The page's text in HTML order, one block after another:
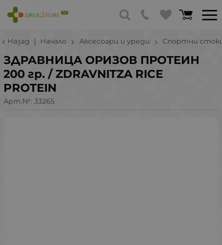
Назад Начало Аксесоари и уреди Спортни
ЗДРАВНИЦА ОРИЗОВ ПРОТЕИН
200 гр. / ZDRAVNITZA RICE
PROTEIN
Арт.№: 33265